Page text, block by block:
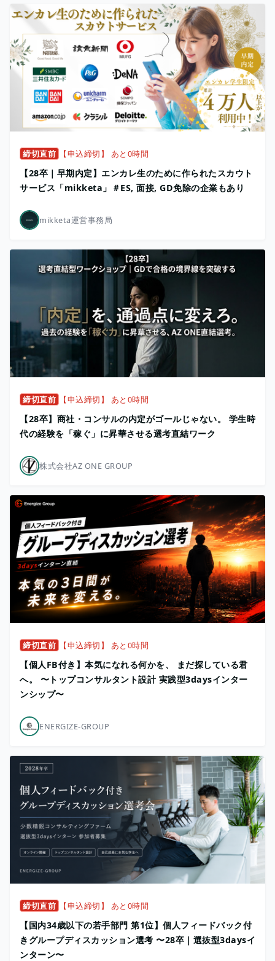
締切直前 【申込締切】 あと0時間
【28卒｜早期内定】エンカレ生のために作られたスカウト
サービス「mikketa」＃ES, 面接, GD免除の企業もあり
mikketa運営事務局
締切直前 【申込締切】 あと0時間
【28卒】商社・コンサルの内定がゴールじゃない。 学生時
代の経験を「稼ぐ」に昇華させる選考直結ワーク
株式会社AZ ONE GROUP
締切直前 【申込締切】 あと0時間
【個人FB付き】本気になれる何かを、 まだ探している君
へ。 〜トップコンサルタント設計 実践型3daysインター
ンシップ〜
ENERGIZE-GROUP
締切直前 【申込締切】 あと0時間
【国内34歳以下の若手部門 第1位】個人フィードバック付
きグループディスカッション選考 〜28卒｜選抜型3daysイ
ンターン〜